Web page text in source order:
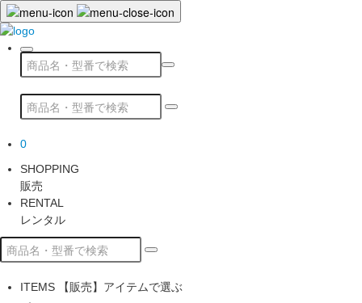
0
SHOPPING
販売
RENTAL
レンタル
ITEMS 【販売】アイテムで選ぶ